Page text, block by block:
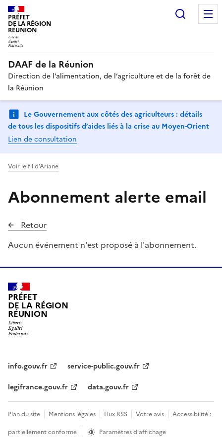
PRÉFET
DE LA RÉGION
RÉUNION
DAAF de la Réunion
Direction de l’alimentation, de l’agriculture et de la forêt de
la Réunion
Le Gouvernement aux côtés des agriculteurs : détails
de tous les dispositifs d’aides liés à la crise au Moyen-Orient
Lien de consultation
Voir le fil d'Ariane
Abonnement alerte email
Retour
Aucun événement n'est proposé à l'abonnement.
PRÉFET
DE LA RÉGION
RÉUNION
info.gouv.fr
service-public.gouv.fr
legifrance.gouv.fr
data.gouv.fr
Plan du site Mentions légales Flux RSS Votre avis
Accessibilité :
partiellement conforme
Paramètres d'affichage